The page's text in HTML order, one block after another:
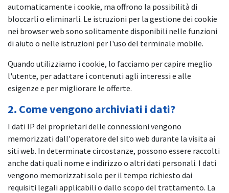
automaticamente i cookie, ma offrono la possibilità di
bloccarli o eliminarli. Le istruzioni per la gestione dei cookie
nei browser web sono solitamente disponibili nelle funzioni
di aiuto o nelle istruzioni per l'uso del terminale mobile.
Quando utilizziamo i cookie, lo facciamo per capire meglio
l'utente, per adattare i contenuti agli interessi e alle
esigenze e per migliorare le offerte.
2. Come vengono archiviati i dati?
I dati IP dei proprietari delle connessioni vengono
memorizzati dall'operatore del sito web durante la visita ai
siti web. In determinate circostanze, possono essere raccolti
anche dati quali nome e indirizzo o altri dati personali. I dati
vengono memorizzati solo per il tempo richiesto dai
requisiti legali applicabili o dallo scopo del trattamento. La